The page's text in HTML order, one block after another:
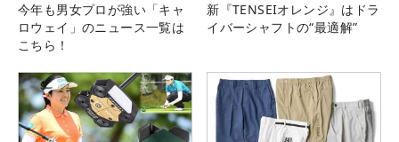
今年も男女プロが強い「キャ
ロウェイ」のニュース一覧は
こちら！
新『TENSEIオレンジ』はドラ
イバーシャフトの“最適解”